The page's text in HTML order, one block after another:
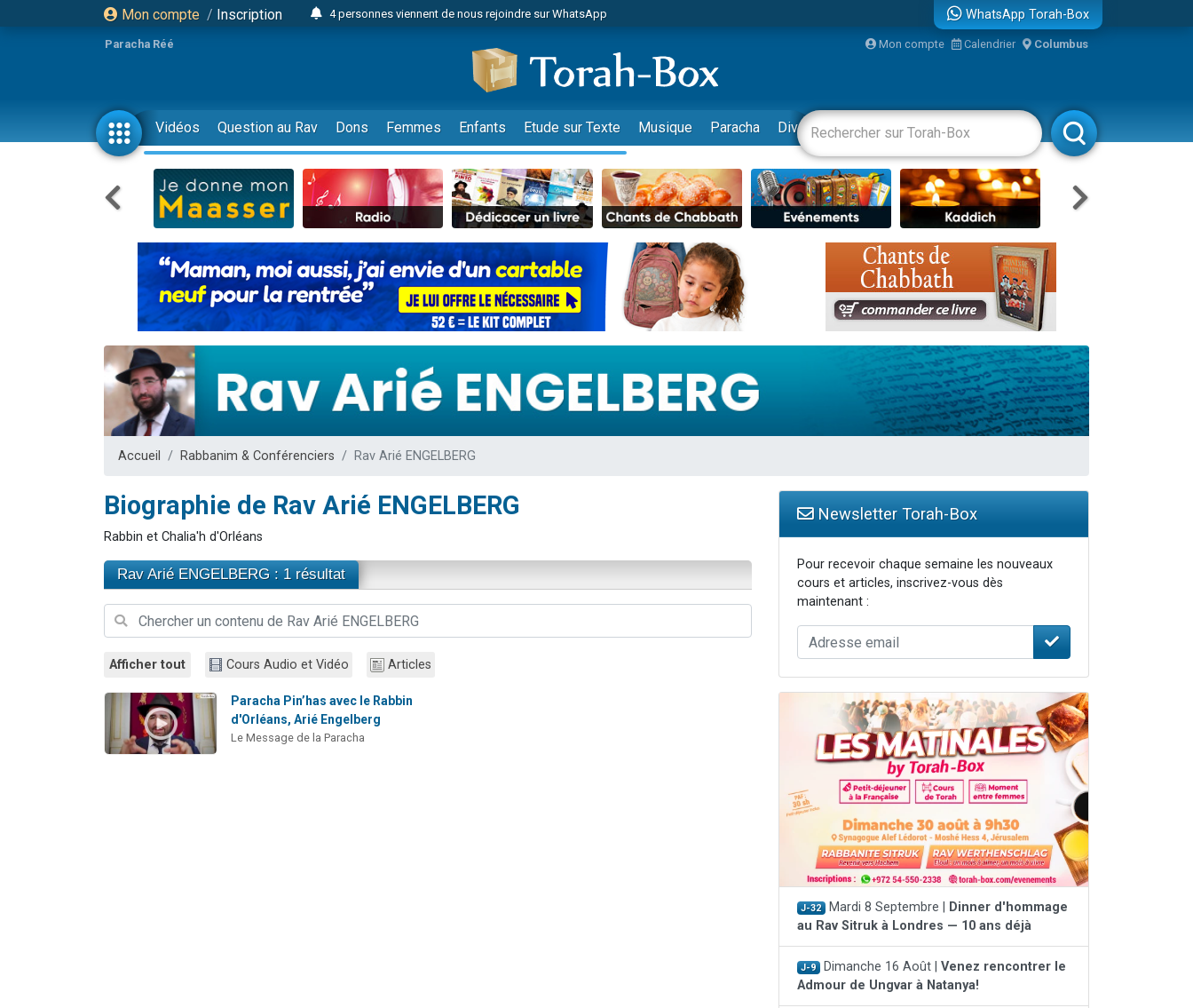
Mon compte / Inscription
4 personnes viennent de nous rejoindre sur WhatsApp
Odaya vient de donner son Maasser
3 personnes viennent de faire un don pour 5 jours de vacances aux Orphelins
3 personnes viennent de faire un don pour Diane, 80 ans, dans un appartement insalubre
13 personnes viennent de demander une bénédiction
2 personnes viennent de nous rejoindre sur WhatsApp
30 personnes viennent de faire un don pour Sauvez la jambe de Yohan
Il reste 49 places pour étudier en groupe sur Zoom
12 nouvelles musiques dans Torah-Box Music
3 personnes viennent de nous rejoindre sur WhatsApp
2 personnes viennent de nous rejoindre sur WhatsApp
3 personnes viennent de nous rejoindre sur WhatsApp
8 personnes viennent de faire un don pour Tsédaka : pauvres d'Israel
Nouvelle émission radio : Visions de grandeur n°104 : Le Chabbath et le Birkat Hamazone à travers le temps
61 personnes viennent de demander une bénédiction
Il reste 49 places pour étudier en groupe sur Zoom
WhatsApp Torah-Box
Paracha Réé Mon compte Calendrier Columbus
Vidéos Question au Rav Dons Femmes Enfants Etude sur Texte Musique Paracha Divertissements Livres Rabbanim
Accueil Rabbanim & Conférenciers Rav Arié ENGELBERG
Biographie de Rav Arié ENGELBERG
Rabbin et Chalia'h d'Orléans
Rav Arié ENGELBERG : 1 résultat
Afficher tout Cours Audio et Vidéo Articles
Paracha Pin’has avec le Rabbin
d'Orléans, Arié Engelberg
Le Message de la Paracha
Newsletter Torah-Box
Pour recevoir chaque semaine les nouveaux
cours et articles, inscrivez-vous dès
maintenant :
J-32 Mardi 8 Septembre |
Dinner d'hommage
au Rav Sitruk à Londres — 10 ans déjà
J-9 Dimanche 16 Août | Venez rencontrer le
Admour de Ungvar à Natanya!